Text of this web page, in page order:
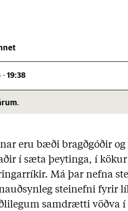
·19:38
.
eru bæði bragðgóðir
í sæta þeytinga, í
Má þar nefna
steinefni fyrir
samdrætti vöðva